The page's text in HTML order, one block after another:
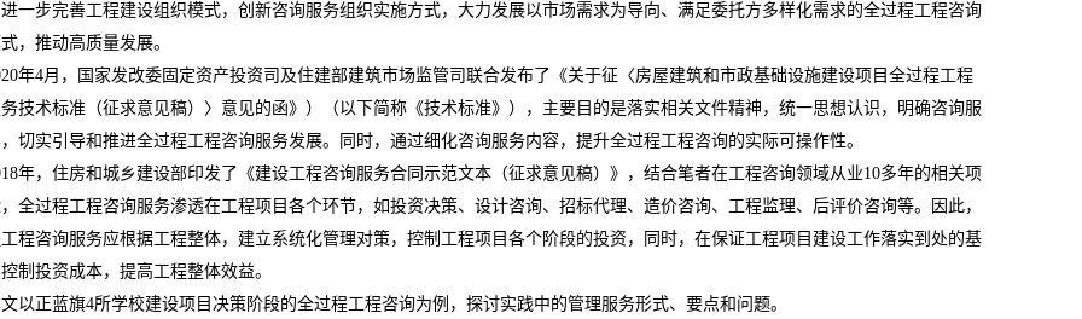
一步完善工程建设组织模式，创新咨询服务组织实施方式，大力发展以市场需求为导向、满足委托方多样化需求的全过程工程咨询
，推动高质量发展。
年4月，国家发改委固定资产投资司及住建部建筑市场监管司联合发布了《关于征〈房屋建筑和市政基础设施建设项目全过程工程
技术标准（征求意见稿）〉意见的函》）（以下简称《技术标准》），主要目的是落实相关文件精神，统一思想认识，明确咨询服
切实引导和推进全过程工程咨询服务发展。同时，通过细化咨询服务内容，提升全过程工程咨询的实际可操作性。
年，住房和城乡建设部印发了《建设工程咨询服务合同示范文本（征求意见稿）》，结合笔者在工程咨询领域从业10多年的相关项
全过程工程咨询服务渗透在工程项目各个环节，如投资决策、设计咨询、招标代理、造价咨询、工程监理、后评价咨询等。因此，
程咨询服务应根据工程整体，建立系统化管理对策，控制工程项目各个阶段的投资，同时，在保证工程项目建设工作落实到处的基
制投资成本，提高工程整体效益。
以正蓝旗4所学校建设项目决策阶段的全过程工程咨询为例，探讨实践中的管理服务形式、要点和问题。